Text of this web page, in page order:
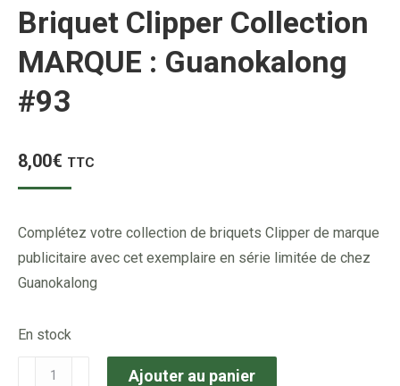
Briquet Clipper Collection
MARQUE : Guanokalong
#93
8,00€ TTC
Complétez votre collection de briquets Clipper de marque
publicitaire avec cet exemplaire en série limitée de chez
Guanokalong
En stock
quantité
Ajouter au panier